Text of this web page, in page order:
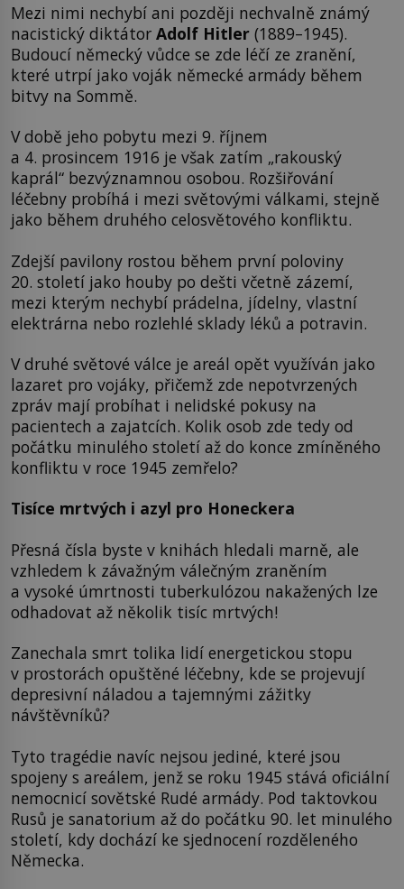
Mezi nimi nechybí ani později nechvalně známý
nacistický diktátor Adolf Hitler (1889–1945).
Budoucí německý vůdce se zde léčí ze zranění,
které utrpí jako voják německé armády během
bitvy na Sommě.
V době jeho pobytu mezi 9. říjnem
a 4. prosincem 1916 je však zatím „rakouský
kaprál“ bezvýznamnou osobou. Rozšiřování
léčebny probíhá i mezi světovými válkami, stejně
jako během druhého celosvětového konfliktu.
Zdejší pavilony rostou během první poloviny
20. století jako houby po dešti včetně zázemí,
mezi kterým nechybí prádelna, jídelny, vlastní
elektrárna nebo rozlehlé sklady léků a potravin.
V druhé světové válce je areál opět využíván jako
lazaret pro vojáky, přičemž zde nepotvrzených
zpráv mají probíhat i nelidské pokusy na
pacientech a zajatcích. Kolik osob zde tedy od
počátku minulého století až do konce zmíněného
konfliktu v roce 1945 zemřelo?
Tisíce mrtvých i azyl pro Honeckera
Přesná čísla byste v knihách hledali marně, ale
vzhledem k závažným válečným zraněním
a vysoké úmrtnosti tuberkulózou nakažených lze
odhadovat až několik tisíc mrtvých!
Zanechala smrt tolika lidí energetickou stopu
v prostorách opuštěné léčebny, kde se projevují
depresivní náladou a tajemnými zážitky
návštěvníků?
Tyto tragédie navíc nejsou jediné, které jsou
spojeny s areálem, jenž se roku 1945 stává oficiální
nemocnicí sovětské Rudé armády. Pod taktovkou
Rusů je sanatorium až do počátku 90. let minulého
století, kdy dochází ke sjednocení rozděleného
Německa.